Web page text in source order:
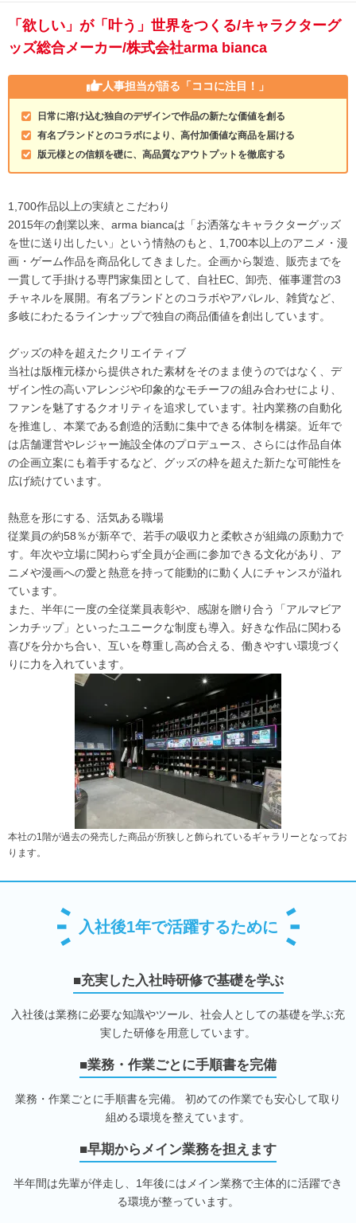
「欲しい」が「叶う」世界をつくる/キャラクターグ
ッズ総合メーカー/株式会社arma bianca
人事担当が語る 「ココに注目！」
日常に溶け込む独自のデザインで作品の新たな価値を創る
有名ブランドとのコラボにより、高付加価値な商品を届ける
版元様との信頼を礎に、高品質なアウトプットを徹底する
1,700作品以上の実績とこだわり
2015年の創業以来、arma biancaは「お洒落なキャラクターグッズ
を世に送り出したい」という情熱のもと、1,700本以上のアニメ・漫
画・ゲーム作品を商品化してきました。企画から製造、販売までを
一貫して手掛ける専門家集団として、自社EC、卸売、催事運営の3
チャネルを展開。有名ブランドとのコラボやアパレル、雑貨など、
多岐にわたるラインナップで独自の商品価値を創出しています。
グッズの枠を超えたクリエイティブ
当社は版権元様から提供された素材をそのまま使うのではなく、デ
ザイン性の高いアレンジや印象的なモチーフの組み合わせにより、
ファンを魅了するクオリティを追求しています。社内業務の自動化
を推進し、本業である創造的活動に集中できる体制を構築。近年で
は店舗運営やレジャー施設全体のプロデュース、さらには作品自体
の企画立案にも着手するなど、グッズの枠を超えた新たな可能性を
広げ続けています。
熱意を形にする、活気ある職場
従業員の約58％が新卒で、若手の吸収力と柔軟さが組織の原動力で
す。年次や立場に関わらず全員が企画に参加できる文化があり、ア
ニメや漫画への愛と熱意を持って能動的に動く人にチャンスが溢れ
ています。
また、半年に一度の全従業員表彰や、感謝を贈り合う「アルマビア
ンカチップ」といったユニークな制度も導入。好きな作品に関わる
喜びを分かち合い、互いを尊重し高め合える、働きやすい環境づく
りに力を入れています。
本社の1階が過去の発売した商品が所狭しと飾られているギャラリーとなってお
ります。
入社後1年で活躍するために
■充実した入社時研修で基礎を学ぶ
入社後は業務に必要な知識やツール、社会人としての基礎を学ぶ充
実した研修を用意しています。
■業務・作業ごとに手順書を完備
業務・作業ごとに手順書を完備。 初めての作業でも安心して取り
組める環境を整えています。
■早期からメイン業務を担えます
半年間は先輩が伴走し、1年後にはメイン業務で主体的に活躍でき
る環境が整っています。